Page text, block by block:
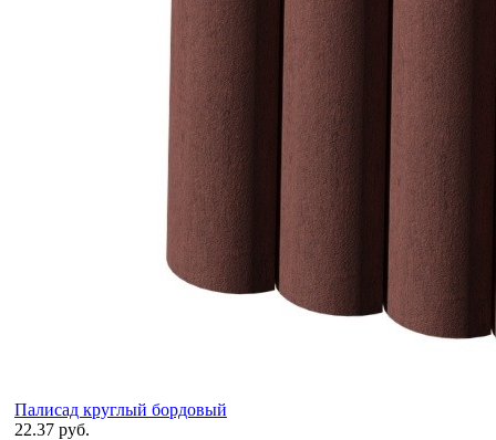
Палисад круглый бордовый
22.37 руб.